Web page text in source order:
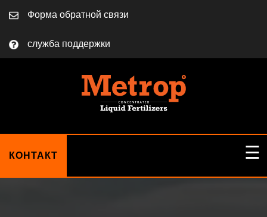
Форма обратной связи
служба поддержки
☰
КОНТАКТ